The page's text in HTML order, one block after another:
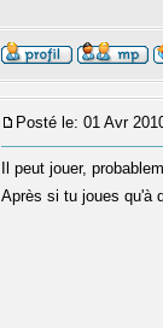
Posté le: 01 Avr
Il peut jouer,
Après si tu joues qu'à